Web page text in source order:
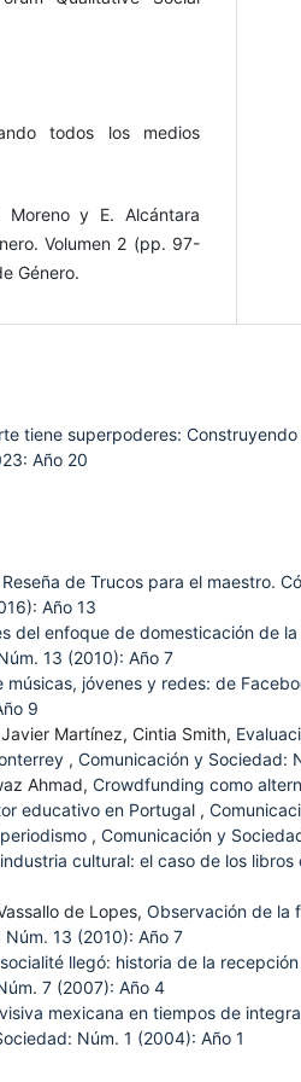
todos los medios
y E. Alcántara
Volumen 2 (pp. 97-
Género.
tiene superpoderes:
Año 20
de Trucos para el maestro.
Año 13
del enfoque de domesticación de
13 (2010): Año 7
músicas, jóvenes y redes: de
9
Martínez, Cintia Smith,
, Comunicación y Sociedad:
Ahmad, Crowdfunding como
educativo en Portugal ,
, Comunicación y
cultural: el caso de los libros
de Lopes, Observación de la
13 (2010): Año 7
llegó: historia de la
7 (2007): Año 4
mexicana en tiempos de
Núm. 1 (2004): Año 1